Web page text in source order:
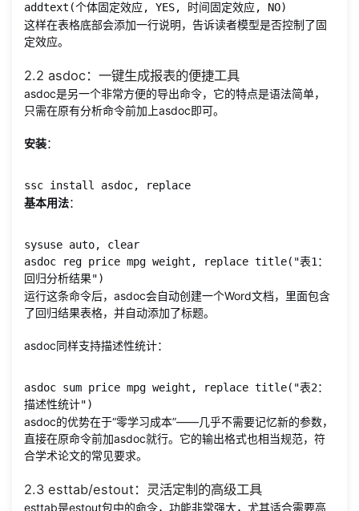
addtext(个体固定效应, YES, 时间固定效应, NO)
这样在表格底部会添加一行说明，告诉读者模型是否控制了固
定效应。
2.2 asdoc：一键生成报表的便捷工具
asdoc是另一个非常方便的导出命令，它的特点是语法简单，
只需在原有分析命令前加上asdoc即可。
安装：
ssc install asdoc, replace
基本用法：
sysuse auto, clear
asdoc reg price mpg weight, replace title("表1：
回归分析结果")
运行这条命令后，asdoc会自动创建一个Word文档，里面包含
了回归结果表格，并自动添加了标题。
asdoc同样支持描述性统计：
asdoc sum price mpg weight, replace title("表2：
描述性统计")
asdoc的优势在于“零学习成本”——几乎不需要记忆新的参数，
直接在原命令前加asdoc就行。它的输出格式也相当规范，符
合学术论文的常见要求。
2.3 esttab/estout：灵活定制的高级工具
esttab是estout包中的命令，功能非常强大，尤其适合需要高